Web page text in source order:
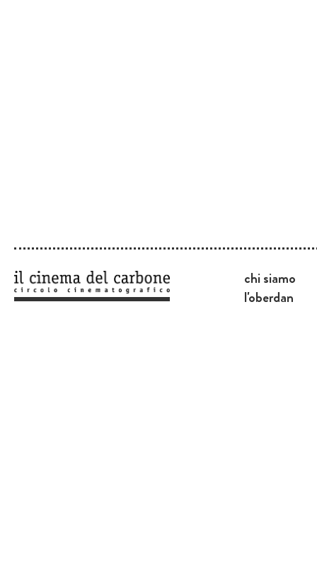
chi siamo
l'oberdan